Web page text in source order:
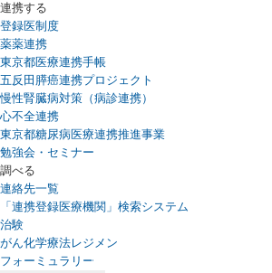
連携する
登録医制度
薬薬連携
東京都医療連携手帳
五反田膵癌連携プロジェクト
慢性腎臓病対策（病診連携）
心不全連携
東京都糖尿病医療連携推進事業
勉強会・セミナー
調べる
連絡先一覧
「連携登録医療機関」検索システム
（新しいタブで開きます）
治験
がん化学療法レジメン
フォーミュラリー